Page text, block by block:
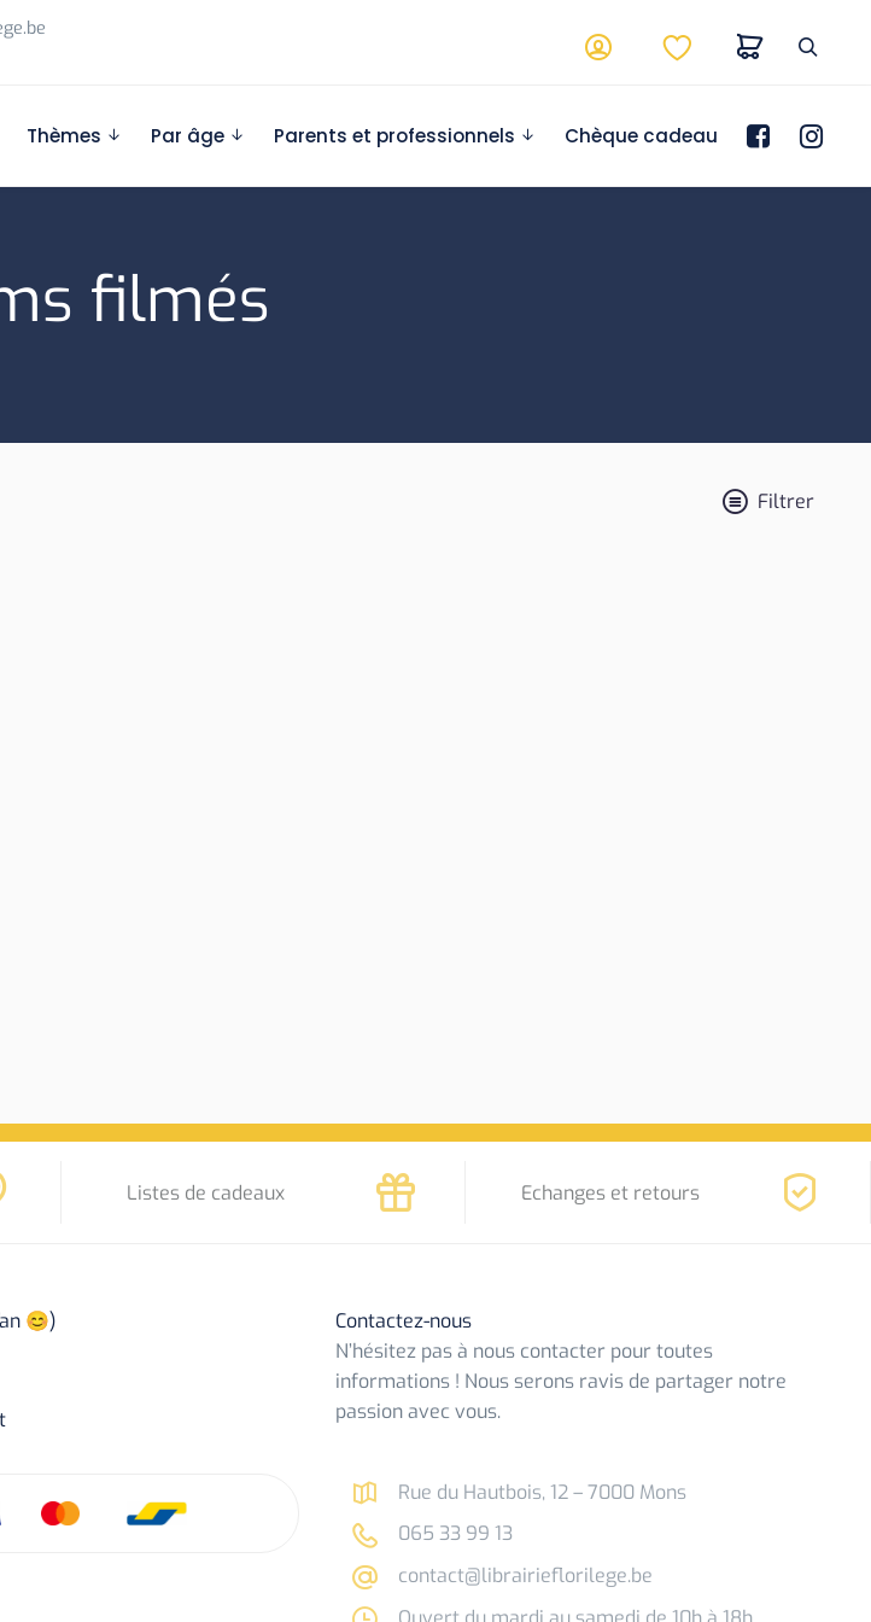
Thèmes Par âge Parents et professionnels Chèque cadeau
filmés
Filtrer
Listes de cadeaux Echanges et retours
😊)
Contactez-nous
N’hésitez pas à nous contacter pour toutes
informations ! Nous serons ravis de partager notre
passion avec vous.
Rue du Hautbois, 12 – 7000 Mons
065 33 99 13
contact@librairieflorilege.be